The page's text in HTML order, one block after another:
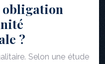
obligation
?
Selon une étude